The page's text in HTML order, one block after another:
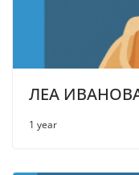
ЛЕА
1 year